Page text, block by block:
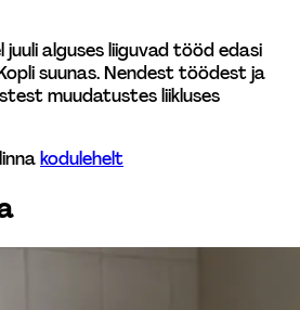
juuli alguses liiguvad tööd edasi
suunas. Nendest töödest ja
muudatustes liikluses
kodulehelt